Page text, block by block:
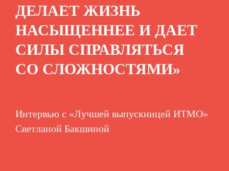
ДЕЛАЕТ ЖИЗНЬ
НАСЫЩЕННЕЕ И ДАЕТ
СИЛЫ СПРАВЛЯТЬСЯ
СО СЛОЖНОСТЯМИ»
Интервью с «Лучшей выпускницей ИТМО»
Светланой Бакшиной